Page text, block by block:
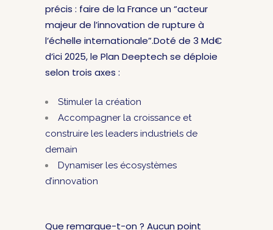
précis : faire de la France un “acteur
majeur de l’innovation de rupture à
l’échelle internationale”.Doté de 3 Md€
d’ici 2025, le Plan Deeptech se déploie
selon trois axes :
Stimuler la création
Accompagner la croissance et
construire les leaders industriels de
demain
Dynamiser les écosystèmes
d’innovation
Que remarque-t-on ? Aucun point